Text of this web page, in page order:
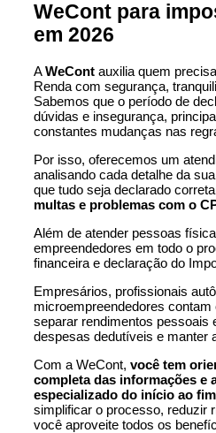
WeCont para
em 2026
AWeCont auxilia quem
Renda com segurança,
Sabemos que o período de
dúvidas e insegurança,
constantes mudanças nas
Por isso, oferecemos um
analisando cada detalhe da
que tudo seja declarado
multas e problemas com o
Além de atender pessoas
empreendedores em todo o
financeira e declaração do
Empresários, profissionais
microempreendedores
separar rendimentos pessoais
despesas dedutíveis e manter
Com a WeCont, você tem
completa das informações e
especializado do início ao fim
simplificar o processo, reduzir
você aproveite todos os